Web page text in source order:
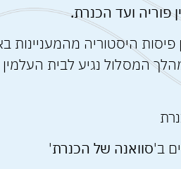
פוריה ועד הכנרת.
פיסות היסטוריה
המסלול נגיע לבית
ב'סוואנה של הכנרת'